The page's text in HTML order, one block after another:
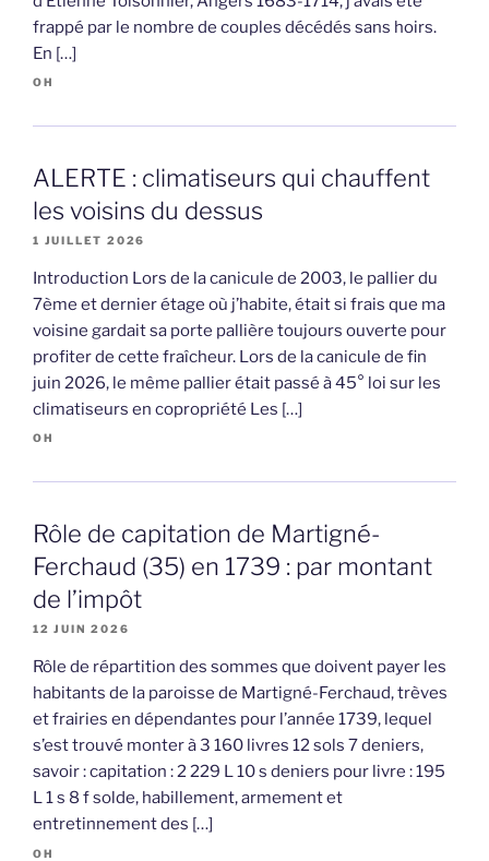
frappé par le nombre de couples décédés sans hoirs.
En […]
OH
ALERTE : climatiseurs qui chauffent
les voisins du dessus
1 JUILLET 2026
Introduction Lors de la canicule de 2003, le pallier du
7ème et dernier étage où j’habite, était si frais que ma
voisine gardait sa porte pallière toujours ouverte pour
profiter de cette fraîcheur. Lors de la canicule de fin
juin 2026, le même pallier était passé à 45° loi sur les
climatiseurs en copropriété Les […]
OH
Rôle de capitation de Martigné-
Ferchaud (35) en 1739 : par montant
de l’impôt
12 JUIN 2026
Rôle de répartition des sommes que doivent payer les
habitants de la paroisse de Martigné-Ferchaud, trèves
et frairies en dépendantes pour l’année 1739, lequel
s’est trouvé monter à 3 160 livres 12 sols 7 deniers,
savoir : capitation : 2 229 L 10 s deniers pour livre : 195
L 1 s 8 f solde, habillement, armement et
entretinnement des […]
OH